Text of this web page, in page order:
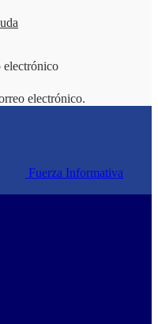
electrónico
electrónico.
Fuerza Informativa